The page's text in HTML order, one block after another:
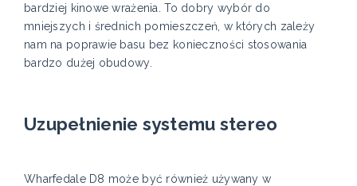
bardziej kinowe wrażenia. To dobry wybór do
mniejszych i średnich pomieszczeń, w których zależy
nam na poprawie basu bez konieczności stosowania
bardzo dużej obudowy.
Uzupełnienie systemu stereo
Wharfedale D8 może być również używany w